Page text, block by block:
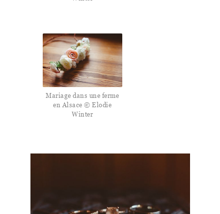
Mariage dans une ferme
en Alsace © Elodie
Winter